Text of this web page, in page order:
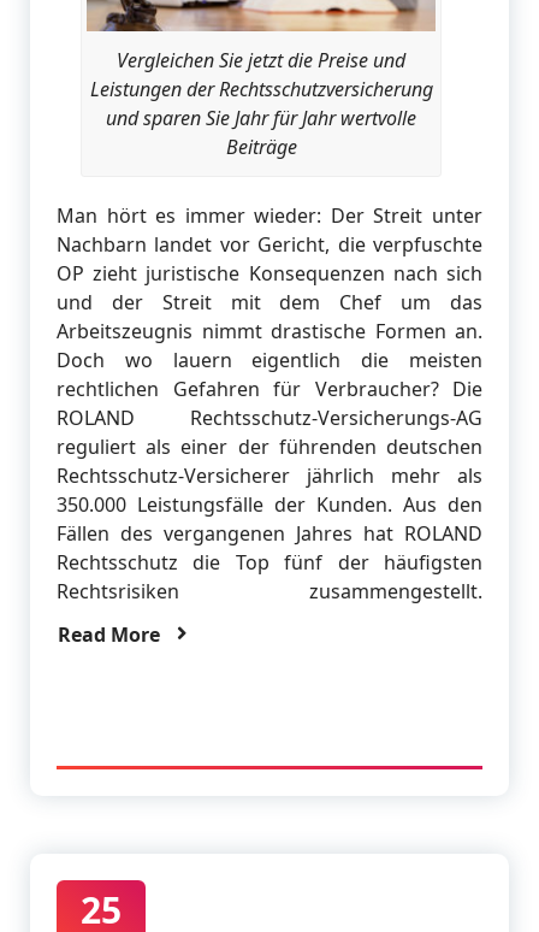
Vergleichen Sie jetzt die Preise und
Leistungen der Rechtsschutzversicherung
und sparen Sie Jahr für Jahr wertvolle
Beiträge
Man hört es immer wieder: Der Streit unter
Nachbarn landet vor Gericht, die verpfuschte
OP zieht juristische Konsequenzen nach sich
und der Streit mit dem Chef um das
Arbeitszeugnis nimmt drastische Formen an.
Doch wo lauern eigentlich die meisten
rechtlichen Gefahren für Verbraucher? Die
ROLAND Rechtsschutz-Versicherungs-AG
reguliert als einer der führenden deutschen
Rechtsschutz-Versicherer jährlich mehr als
350.000 Leistungsfälle der Kunden. Aus den
Fällen des vergangenen Jahres hat ROLAND
Rechtsschutz die Top fünf der häufigsten
Rechtsrisiken zusammengestellt.
Read More
25